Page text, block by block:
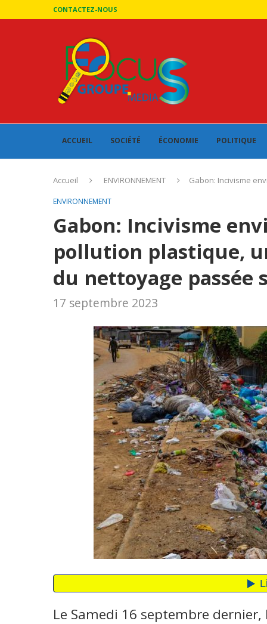
CONTACTEZ-NOUS
ACCUEIL SOCIÉTÉ ÉCONOMIE POLITIQUE
Accueil ENVIRONNEMENT Gabon: Incivisme
ENVIRONNEMENT
Gabon: Incivisme
pollution plastique,
du nettoyage passée
17 septembre 2023
Le Samedi 16 septembre